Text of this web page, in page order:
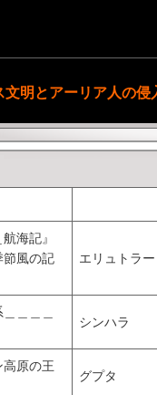
明とアーリア人の
海記』
節風の記
エリュトラ
＿＿＿
シンハラ
高原の王
グプタ